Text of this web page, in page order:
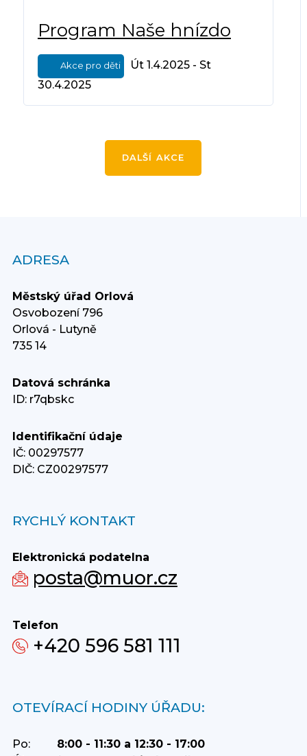
Program Naše hnízdo
Akce pro děti
Út 1.4.2025 - St
30.4.2025
DALŠÍ AKCE
ADRESA
Městský úřad Orlová
Osvobození 796
Orlová - Lutyně
735 14
Datová schránka
ID: r7qbskc
Identifikační údaje
IČ: 00297577
DIČ: CZ00297577
RYCHLÝ KONTAKT
Elektronická podatelna
posta@muor.cz
Telefon
+420 596 581 111
OTEVÍRACÍ HODINY ÚŘADU:
Po:
8:00 - 11:30 a 12:30 - 17:00